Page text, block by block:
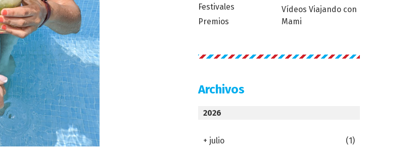
Festivales
Premios
Vídeos Viajando con
Mami
Archivos
2026
+ julio
(1)